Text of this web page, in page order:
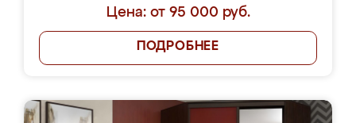
Цена: от 95 000 руб.
ПОДРОБНЕЕ